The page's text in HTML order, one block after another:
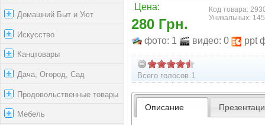
Домашний Быт и Уют
Искусство
Канцтовары
Дача, Огород, Сад
Продовольственные товары
Мебель
Цена:
280 Грн.
Код товара:
Уникальных:
фото: 1 видео: 0 ppt
Всего голосов 1
Описание